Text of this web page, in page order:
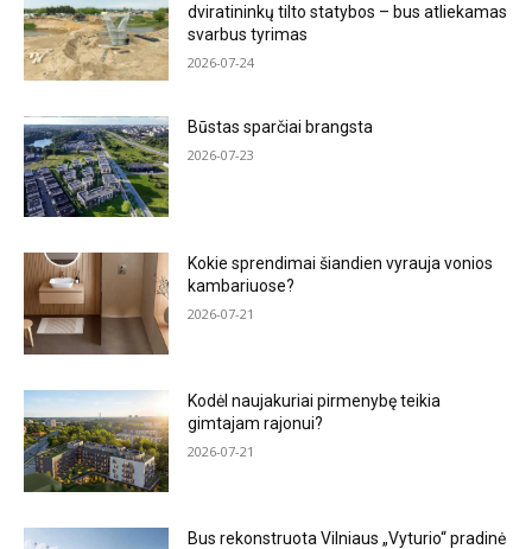
dviratininkų tilto statybos – bus atliekamas
svarbus tyrimas
2026-07-24
Būstas sparčiai brangsta
2026-07-23
Kokie sprendimai šiandien vyrauja vonios
kambariuose?
2026-07-21
Kodėl naujakuriai pirmenybę teikia
gimtajam rajonui?
2026-07-21
Bus rekonstruota Vilniaus „Vyturio“ pradinė